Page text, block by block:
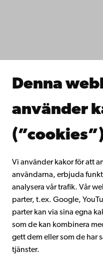
Denna
använder
Vi använder kakor för att
användarna, erbjuda
analysera vår trafik. Vår
parter, t.ex. Google,
parter kan via sina egna
som de kan kombinera
gett dem eller som de har
tjänster.
Samarbeta med
Kontinuerligt
Gå med i Åbo
Intranätet
Facebook Instagram